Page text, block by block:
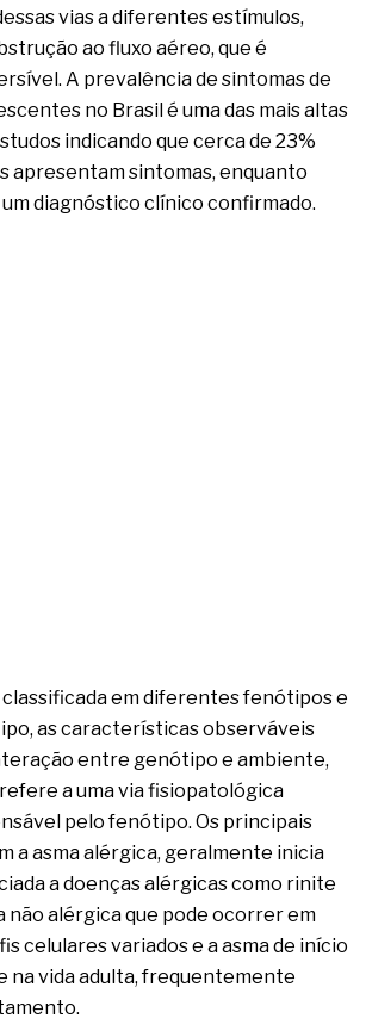
vias a diferentes estímulos,
ao fluxo aéreo, que é
A prevalência de sintomas de
no Brasil é uma das mais altas
indicando que cerca de 23%
apresentam sintomas, enquanto
diagnóstico clínico confirmado.
classificada em diferentes fenótipos e
as características observáveis
entre genótipo e ambiente,
a uma via fisiopatológica
pelo fenótipo. Os principais
a asma alérgica, geralmente inicia
a doenças alérgicas como rinite
não alérgica que pode ocorrer em
celulares variados e a asma de início
na vida adulta, frequentemente